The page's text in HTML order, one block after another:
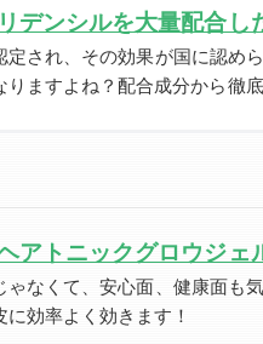
デンシルを大量配合し
定され、その効果が国に認め
りますよね？配合成分から徹
アトニックグロウジェ
ゃなくて、安心面、健康面も
効率よく効きます！